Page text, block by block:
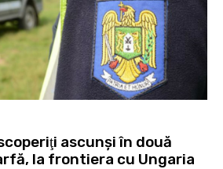
ascunşi în două
la frontiera cu Ungaria